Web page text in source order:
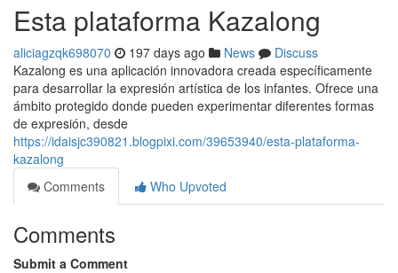
Esta plataforma Kazalong
aliciagzqk698070 197 days ago News
Discuss
Kazalong es una aplicación innovadora creada específicamente
para desarrollar la expresión artística de los infantes. Ofrece una
ámbito protegido donde pueden experimentar diferentes formas
de expresión, desde
https://idaisjc390821.blogpixi.com/39653940/esta-plataforma-
kazalong
Comments
Who Upvoted
Comments
Submit a Comment